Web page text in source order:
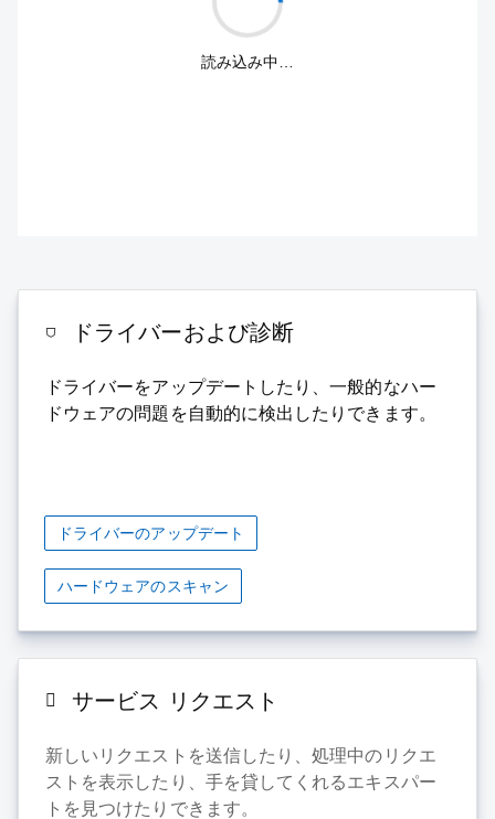
読み込み中…
ドライバーおよび診断
ドライバーをアップデートしたり、一般的なハー
ドウェアの問題を自動的に検出したりできます。
ドライバーのアップデート
ハードウェアのスキャン
サービス リクエスト
新しいリクエストを送信したり、処理中のリクエ
ストを表示したり、手を貸してくれるエキスパー
トを見つけたりできます。